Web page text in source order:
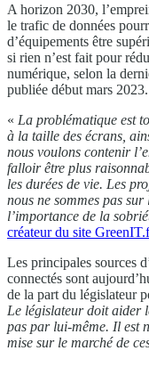
A horizon 2030,
le trafic de données
d’équipements être
si rien n’est fait pour
numérique, selon la
publiée début mars 2023.
« La problématique est
à la taille des écrans,
nous voulons contenir
falloir être plus
les durées de vie. Les
nous ne sommes pas
l’importance de la
créateur du site
Les principales sources
connectés sont
de la part du législateur
Le législateur doit aider
pas par lui-même. Il est
mise sur le marché de